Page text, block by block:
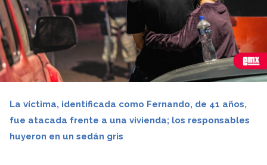
La víctima, identificada como Fernando, de 41 años,
fue atacada frente a una vivienda; los responsables
huyeron en un sedán gris